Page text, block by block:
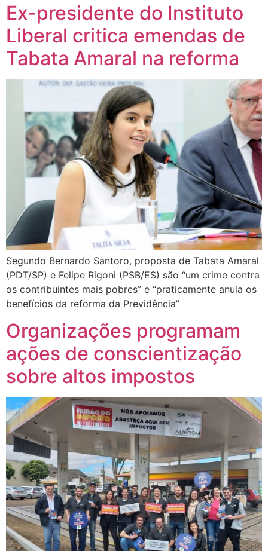
Ex-presidente do Instituto
Liberal critica emendas de
Tabata Amaral na reforma
Segundo Bernardo Santoro, proposta de Tabata Amaral
(PDT/SP) e Felipe Rigoni (PSB/ES) são “um crime contra
os contribuintes mais pobres” e “praticamente anula os
benefícios da reforma da Previdência”
Organizações programam
ações de conscientização
sobre altos impostos